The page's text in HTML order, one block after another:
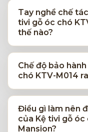
Tay nghề chế
tivi gỗ óc chó
thế nào?
Chế độ bảo
chó KTV-M014
Điều gì làm nên
của Kệ tivi gỗ óc
Mansion?